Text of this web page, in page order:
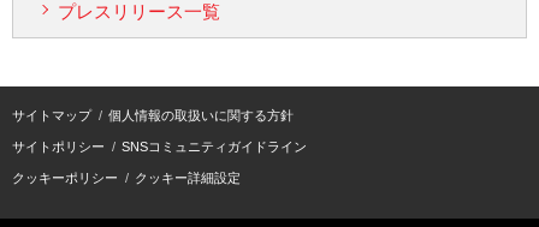
プレスリリース一覧
サイトマップ 個人情報の取扱いに関する方針
サイトポリシー SNSコミュニティガイドライン
クッキーポリシー クッキー詳細設定